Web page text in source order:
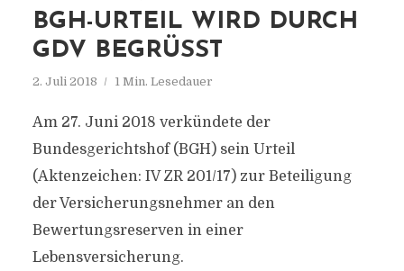
BGH-URTEIL WIRD DURCH
GDV BEGRÜSST
2. Juli 2018 1 Min. Lesedauer
Am 27. Juni 2018 verkündete der
Bundesgerichtshof (BGH) sein Urteil
(Aktenzeichen: IV ZR 201/17) zur Beteiligung
der Versicherungsnehmer an den
Bewertungsreserven in einer
Lebensversicherung.